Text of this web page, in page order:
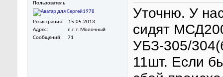
Пользователь
Регистрация
15.05.2013
Адрес
п.г.т. Молочный
Сообщений
71
Уточню. У
сидят
УБЗ-305/
11шт. Если